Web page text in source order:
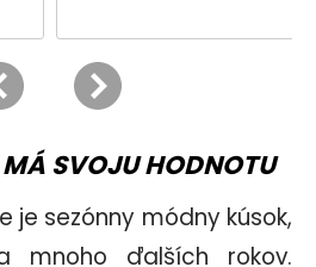
SVOJU HODNOTU
je sezónny módny kúsok,
mnoho ďalších rokov.